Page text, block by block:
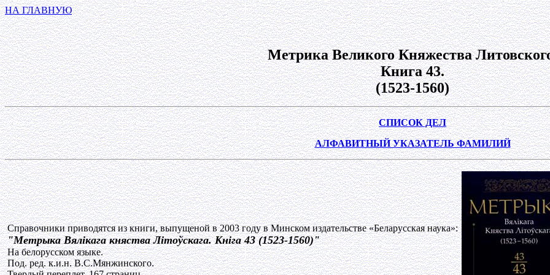
НА ГЛАВНУЮ
Метрика Великого Княжества
Книга 43.
(1523-1560)
СПИСОК ДЕЛ
АЛФАВИТНЫЙ УКАЗАТЕЛЬ ФАМИЛИЙ
Справочники приводятся из книги, выпущеной в 2003 году в Минском издательстве «Беларусская наука»:
"Метрыка Вялікага княства Літоўскага. Кніга 43 (1523-1560)"
На белорусском языке.
Под. ред. к.и.н. В.С.Мянжинского.